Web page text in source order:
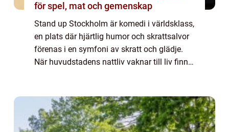
för spel, mat och gemenskap
Stand up Stockholm är komedi i världsklass,
en plats där hjärtlig humor och skrattsalvor
förenas i en symfoni av skratt och glädje.
När huvudstadens nattliv vaknar till liv finns